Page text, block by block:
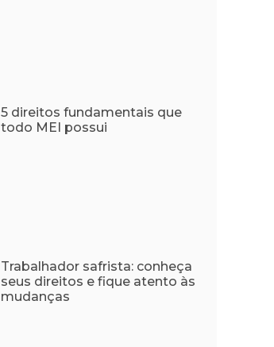
5 direitos fundamentais que
todo MEI possui
Trabalhador safrista: conheça
seus direitos e fique atento às
mudanças